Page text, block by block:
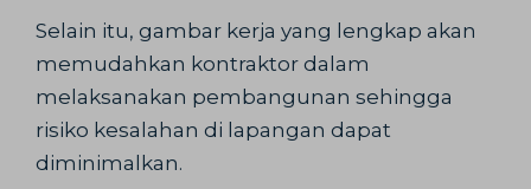
Selain itu, gambar kerja yang lengkap akan
memudahkan kontraktor dalam
melaksanakan pembangunan sehingga
risiko kesalahan di lapangan dapat
diminimalkan.